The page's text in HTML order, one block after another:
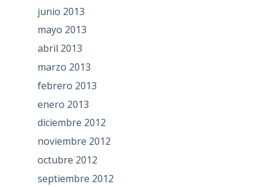
junio 2013
mayo 2013
abril 2013
marzo 2013
febrero 2013
enero 2013
diciembre 2012
noviembre 2012
octubre 2012
septiembre 2012